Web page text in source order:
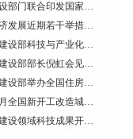
部门联合印发国家…
发展近期若干举措…
设部科技与产业化…
设部部长倪虹会见…
设部举办全国住房…
全国新开工改造城…
设领域科技成果开…